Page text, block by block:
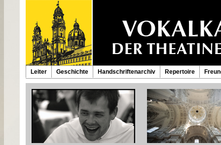
Leiter Geschichte Handschriftenarchiv Repertoire